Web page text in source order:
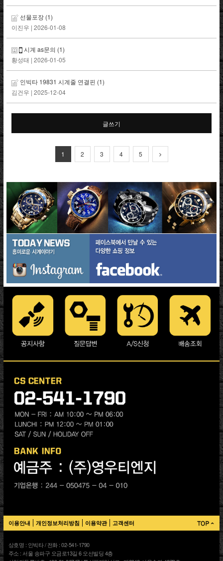
선물포장 (1)
이진우 | 2026-01-08
시계 as문의 (1)
황성태 | 2026-01-05
인빅타 19831 시계줄 연결핀 (1)
김건우 | 2025-12-04
글쓰기
1 2 3 4 5
이용안내 개인정보처리방침 이용약관 고객센터
상호명 : 인빅타 / 전화 : 02-541-1790
주소 : 서울 송파구 오금로13길 6 오선빌딩 4층